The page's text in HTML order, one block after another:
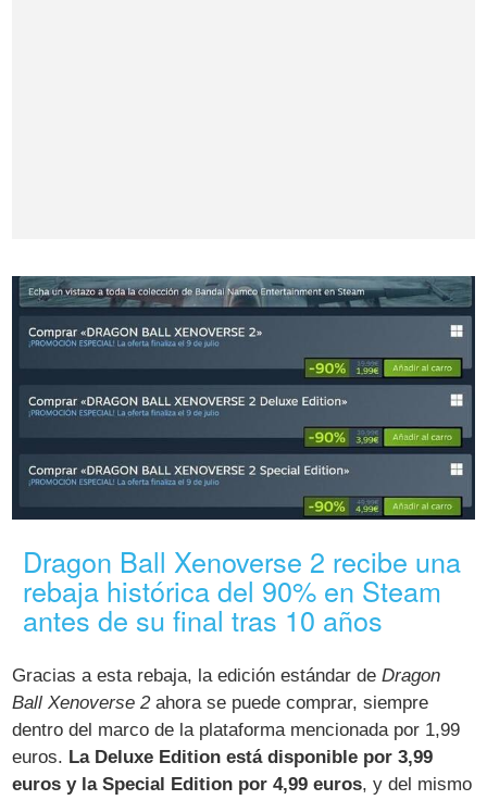
Dragon Ball Xenoverse 2 recibe una
rebaja histórica del 90% en Steam
antes de su final tras 10 años
Gracias a esta rebaja, la edición estándar deDragon
Ball Xenoverse 2ahora se puede comprar, siempre
dentro del marco de la plataforma mencionada por 1,99
euros. La Deluxe Edition está disponible por 3,99
euros y la Special Edition por 4,99 euros, y del mismo